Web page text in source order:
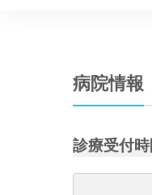
病院情報
診療受付時